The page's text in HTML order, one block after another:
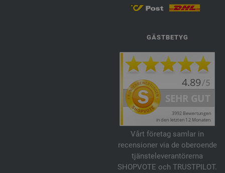
GÄSTBETYG
Vårt företag samlar in
recensioner via de oberoende
tjänsteleverantörerna
SHOPVOTE och TRUSTPILOT.